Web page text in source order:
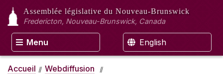
Assemblée législative du Nouveau-Brunswick
Fredericton, Nouveau-Brunswick, Canada
Menu English
Accueil
Webdiffusion